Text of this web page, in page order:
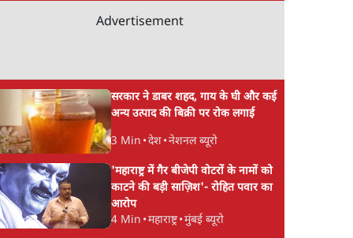
Advertisement
सरकार ने डाबर शहद, गाय के घी और कई
अन्य उत्पाद की बिक्री पर रोक लगाई
3 Min •देश•नेशनल ब्यूरो
'महाराष्ट्र में गैर बीजेपी वोटरों के नामों को
काटने की बड़ी साज़िश'- रोहित पवार का
आरोप
4 Min •महाराष्ट्र•मुंबई ब्यूरो